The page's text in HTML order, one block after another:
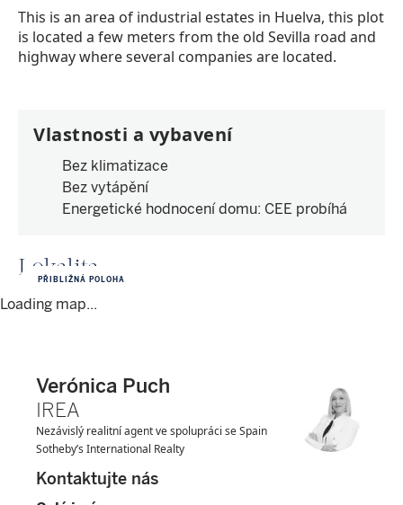
This is an area of industrial estates in Huelva, this plot
is located a few meters from the old Sevilla road and
highway where several companies are located.
Vlastnosti a vybavení
Bez klimatizace
Bez vytápění
Energetické hodnocení domu: CEE probíhá
Lokalita
Loading map...
PŘIBLIŽNÁ POLOHA
Verónica Puch
IREA
Nezávislý realitní agent ve spolupráci se Spain
Sotheby’s International Realty
Kontaktujte nás